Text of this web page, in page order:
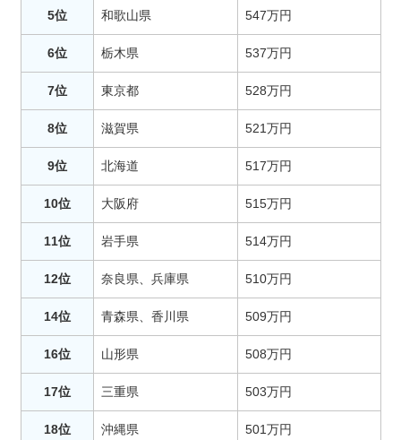
5位 和歌山県 547万円
6位 栃木県 537万円
7位 東京都 528万円
8位 滋賀県 521万円
9位 北海道 517万円
10位 大阪府 515万円
11位 岩手県 514万円
12位 奈良県、兵庫県 510万円
14位 青森県、香川県 509万円
16位 山形県 508万円
17位 三重県 503万円
18位 沖縄県 501万円